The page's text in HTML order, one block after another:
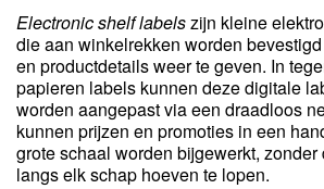
Electronic shelf labelszijn kleine
die aan winkelrekken worden
en productdetails weer te geven. In
papieren labels kunnen deze digitale
worden aangepast via een draadloos
kunnen prijzen en promoties in een
grote schaal worden bijgewerkt,
langs elk schap hoeven te lopen.